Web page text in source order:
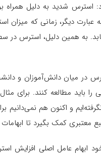
استرس شدید به دلیل
عبارت دیگر، زمانی که
به همین دلیل، استرس در
در میان دانش‌آموزان و
را باید مطالعه کنند.
و اکنون هم
معتبری کمک بگیرد تا
ابهام عامل اصلی